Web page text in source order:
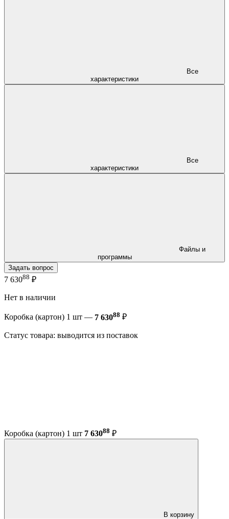
характеристики
характеристики
программы
Задать вопрос
7 63088 ₽
Нет в наличии
Коробка (картон) 1 шт — 7 63088 ₽
Статус товара: выводится из поставок
Коробка (картон) 1 шт 7 63088 ₽
В корзину